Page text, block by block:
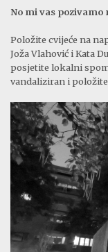
No mi vas pozivamo
Položite cvijeće na
Joža Vlahović i Kata
posjetite lokalni
vandaliziran i